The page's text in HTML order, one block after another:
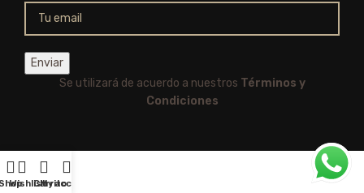
Se utilizará de acuerdo a nuestros Términos y
Condiciones
WishlistCarrito
My account